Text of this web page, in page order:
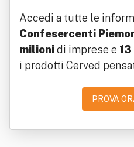
Accedi a tutte le
Confesercenti
milionidi imprese e
i prodotti Cerved
PROVA